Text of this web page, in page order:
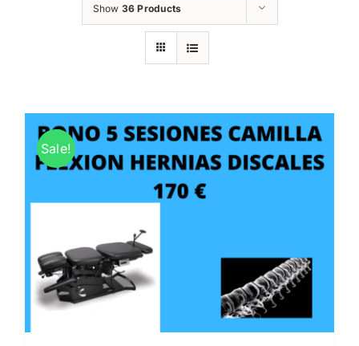
Horarios
0 productos 0,00 €
Show 36 Products
Sale!